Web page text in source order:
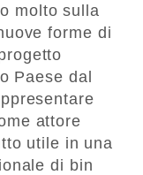
molto sulla
forme di
Paese dal
attore
utile in una
di bin